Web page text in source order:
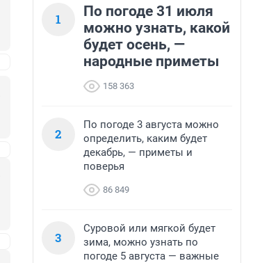
1
По погоде 31 июля
можно узнать, какой
будет осень, —
народные приметы
158 363
2
По погоде 3 августа можно
определить, каким будет
декабрь, — приметы и
поверья
86 849
3
Суровой или мягкой будет
зима, можно узнать по
погоде 5 августа — важные